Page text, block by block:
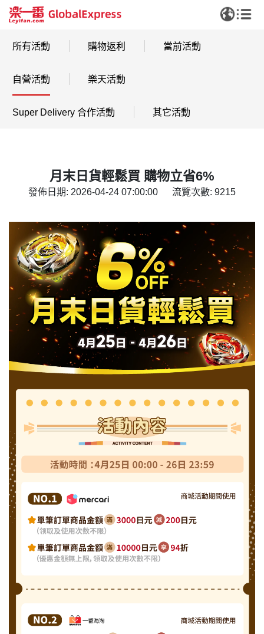
所有活動 購物返利 當前活動
自營活動 樂天活動
Super Delivery 合作活動 其它活動
月末日貨輕鬆買 購物立省6%
發佈日期: 2026-04-24 07:00:00 流覽次數: 9215